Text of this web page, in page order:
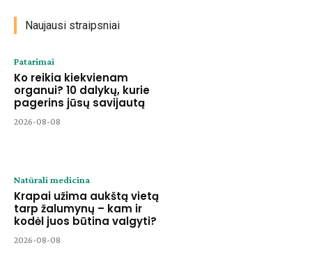
Naujausi straipsniai
Patarimai
Ko reikia kiekvienam
organui? 10 dalykų, kurie
pagerins jūsų savijautą
2026-08-08
Natūrali medicina
Krapai užima aukštą vietą
tarp žalumynų – kam ir
kodėl juos būtina valgyti?
2026-08-08